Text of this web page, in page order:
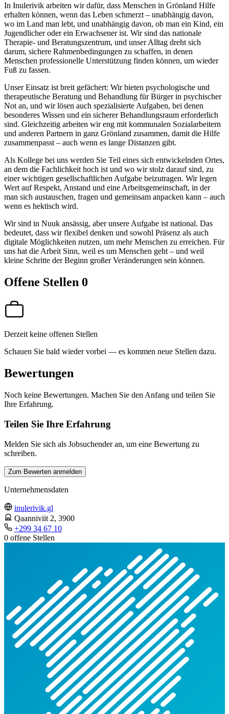
In Inulerivik arbeiten wir dafür, dass Menschen in Grönland Hilfe
erhalten können, wenn das Leben schmerzt – unabhängig davon,
wo im Land man lebt, und unabhängig davon, ob man ein Kind, ein
Jugendlicher oder ein Erwachsener ist. Wir sind das nationale
Therapie- und Beratungszentrum, und unser Alltag dreht sich
darum, sichere Rahmenbedingungen zu schaffen, in denen
Menschen professionelle Unterstützung finden können, um wieder
Fuß zu fassen.
Unser Einsatz ist breit gefächert: Wir bieten psychologische und
therapeutische Beratung und Behandlung für Bürger in psychischer
Not an, und wir lösen auch spezialisierte Aufgaben, bei denen
besonderes Wissen und ein sicherer Behandlungsraum erforderlich
sind. Gleichzeitig arbeiten wir eng mit kommunalen Sozialarbeitern
und anderen Partnern in ganz Grönland zusammen, damit die Hilfe
zusammenpasst – auch wenn es lange Distanzen gibt.
Als Kollege bei uns werden Sie Teil eines sich entwickelnden Ortes,
an dem die Fachlichkeit hoch ist und wo wir stolz darauf sind, zu
einer wichtigen gesellschaftlichen Aufgabe beizutragen. Wir legen
Wert auf Respekt, Anstand und eine Arbeitsgemeinschaft, in der
man sich austauschen, fragen und gemeinsam anpacken kann – auch
wenn es hektisch wird.
Wir sind in Nuuk ansässig, aber unsere Aufgabe ist national. Das
bedeutet, dass wir flexibel denken und sowohl Präsenz als auch
digitale Möglichkeiten nutzen, um mehr Menschen zu erreichen. Für
uns hat die Arbeit Sinn, weil es um Menschen geht – und weil
kleine Schritte der Beginn großer Veränderungen sein können.
Offene Stellen 0
Derzeit keine offenen Stellen
Schauen Sie bald wieder vorbei — es kommen neue Stellen dazu.
Bewertungen
Noch keine Bewertungen. Machen Sie den Anfang und teilen Sie
Ihre Erfahrung.
Teilen Sie Ihre Erfahrung
Melden Sie sich als Jobsuchender an, um eine Bewertung zu
schreiben.
Zum Bewerten anmelden
Unternehmensdaten
inulerivik.gl
Qaanniviit 2, 3900
+299 34 67 10
0 offene Stellen